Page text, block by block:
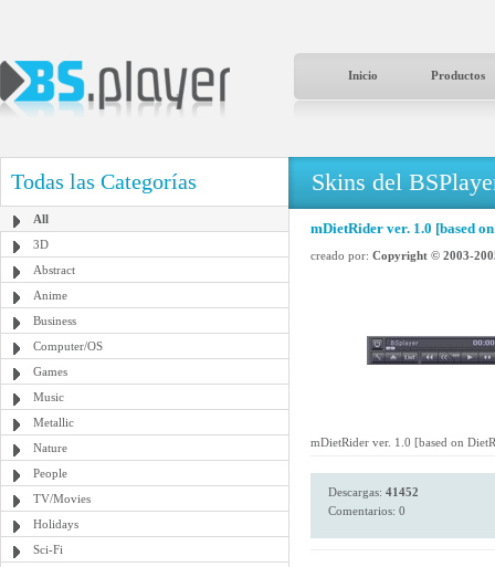
Inicio Productos
Todas las Categorías
All
3D
Abstract
Anime
Business
Computer/OS
Games
Music
Metallic
Nature
People
TV/Movies
Holidays
Sci-Fi
Skins del
mDietRider ver. 1.0 [based
creado por: Copyright © 2003-
mDietRider ver. 1.0 [based on
Descargas: 41452
Comentarios: 0